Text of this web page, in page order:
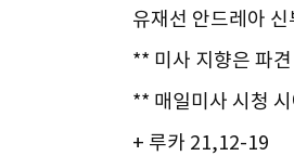
유재선 안드레아
** 미사 지향은 파
** 매일미사 시청
+ 루카 21,12-19